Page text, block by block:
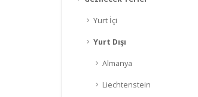
Yurt İçi
Yurt Dışı
Almanya
Liechtenstein